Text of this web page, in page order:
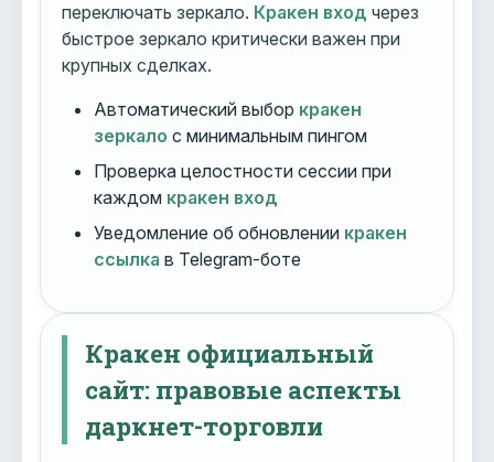
переключать зеркало. Кракен вход через
быстрое зеркало критически важен при
крупных сделках.
Автоматический выбор кракен
зеркало с минимальным пингом
Проверка целостности сессии при
каждом кракен вход
Уведомление об обновлении кракен
ссылка в Telegram-боте
Кракен официальный
сайт: правовые аспекты
даркнет-торговли